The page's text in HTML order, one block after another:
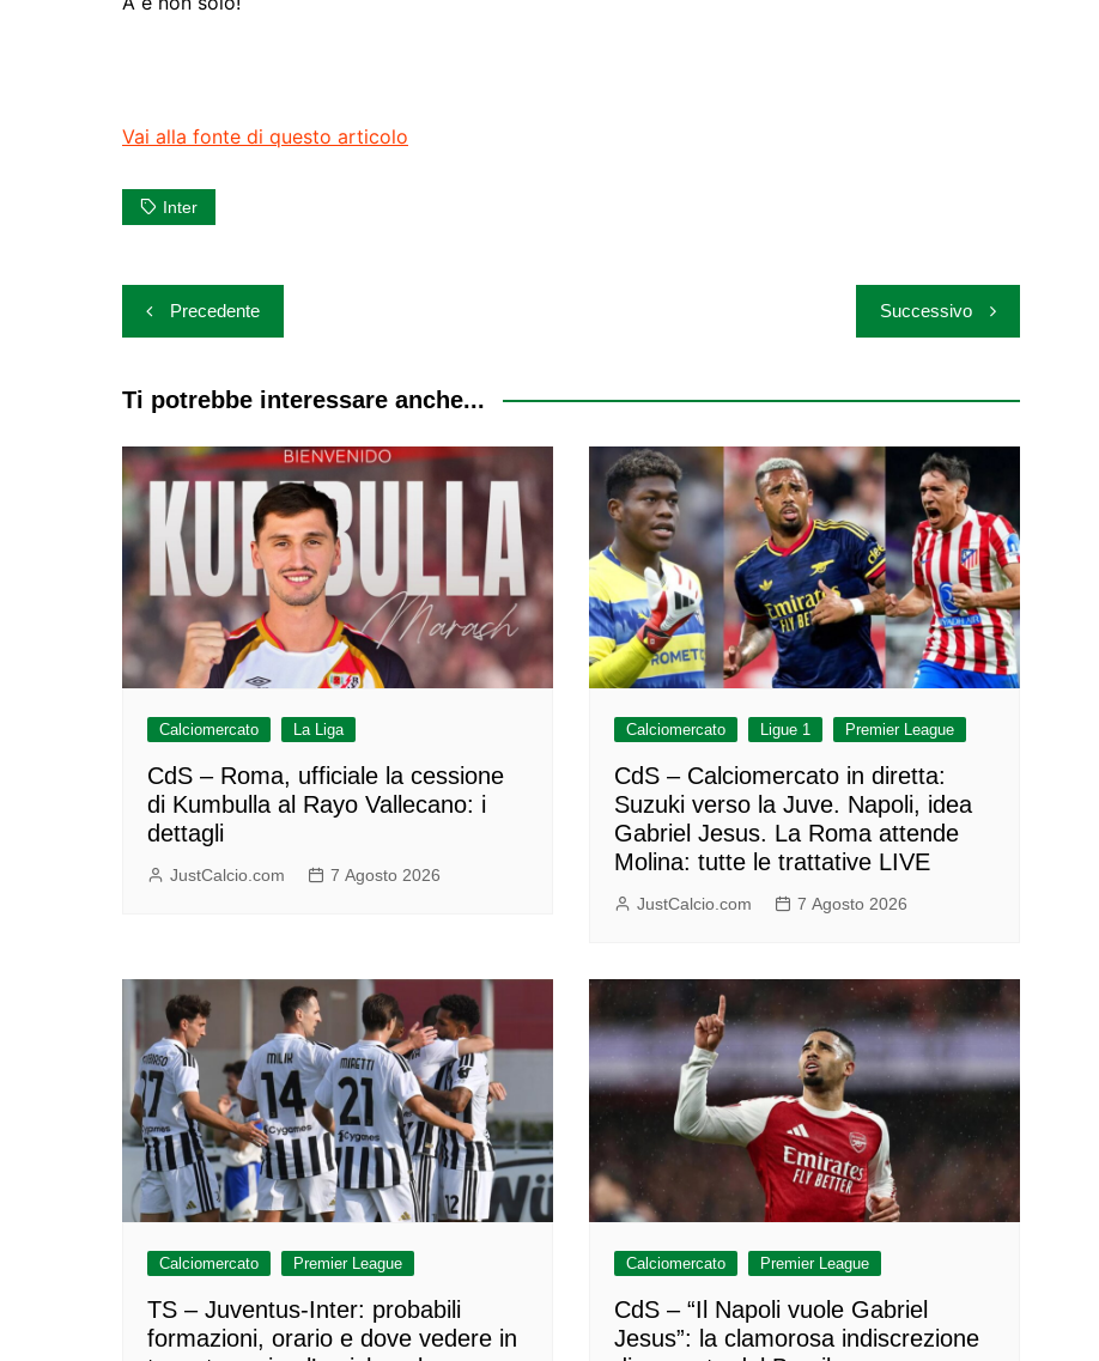
Vai alla fonte di questo articolo
Inter
Navigazione
articoli
Precedente Successivo
Ti potrebbe interessare anche...
Calciomercato La Liga
CdS – Roma, ufficiale la cessione
di Kumbulla al Rayo Vallecano: i
dettagli
JustCalcio.com 7 Agosto 2026
Calciomercato Ligue 1 Premier League
CdS – Calciomercato in diretta:
Suzuki verso la Juve. Napoli, idea
Gabriel Jesus. La Roma attende
Molina: tutte le trattative LIVE
JustCalcio.com 7 Agosto 2026
Calciomercato Premier League
TS – Juventus-Inter: probabili
formazioni, orario e dove vedere in
Calciomercato Premier League
CdS – “Il Napoli vuole Gabriel
Jesus”: la clamorosa indiscrezione